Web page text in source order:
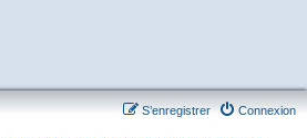
Connexion
S’enregistrer